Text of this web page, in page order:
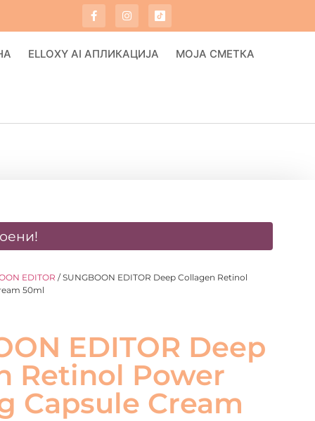
ELLOXY AI АПЛИКАЦИЈА МОЈА СМЕТКА
EDITOR / SUNGBOON EDITOR Deep Collagen Retinol
50ml
EDITOR Deep
Retinol Power
Capsule Cream